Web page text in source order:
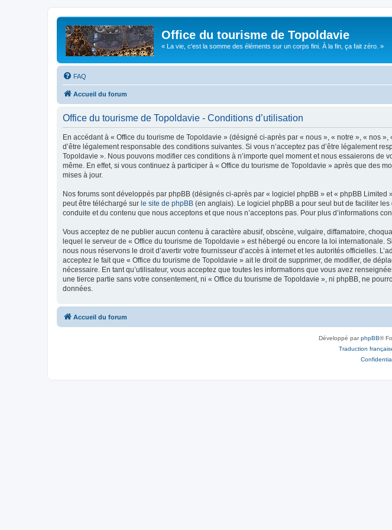
Office du tourisme de Topoldavie
« La vie, c'est la somme des éléments sur un corps fini. À la fin, ça fait zéro. »
FAQ
Accueil du forum
Office du tourisme de Topoldavie - Conditions d’utilisation
En accédant à « Office du tourisme de Topoldavie » (désigné ci-après par « nous », « notre », « nos
d’être légalement responsable des conditions suivantes. Si vous n’acceptez pas d’être légalement
Topoldavie ». Nous pouvons modifier ces conditions à n’importe quel moment et nous essaierons
même. En effet, si vous continuez à participer à « Office du tourisme de Topoldavie » après que des
mises à jour.
Nos forums sont développés par phpBB (désignés ci-après par « logiciel phpBB » et « phpBB
peut être téléchargé sur le site de phpBB (en anglais). Le logiciel phpBB a pour seul but de faciliter
conduite et du contenu que nous acceptons et que nous n’acceptons pas. Pour plus d’informations
Vous acceptez de ne publier aucun contenu à caractère abusif, obscène, vulgaire, diffamatoire,
lequel le serveur de « Office du tourisme de Topoldavie » est hébergé ou encore la loi
nous nous réservons le droit d’avertir votre fournisseur d’accès à internet et les autorités officielles.
acceptez le fait que « Office du tourisme de Topoldavie » ait le droit de supprimer, de modifier, de
nécessaire. En tant qu’utilisateur, vous acceptez que toutes les informations que vous avez
une tierce partie sans votre consentement, ni « Office du tourisme de Topoldavie », ni phpBB, ne
données.
Accueil du forum
Développé parphpBB®
Traduction